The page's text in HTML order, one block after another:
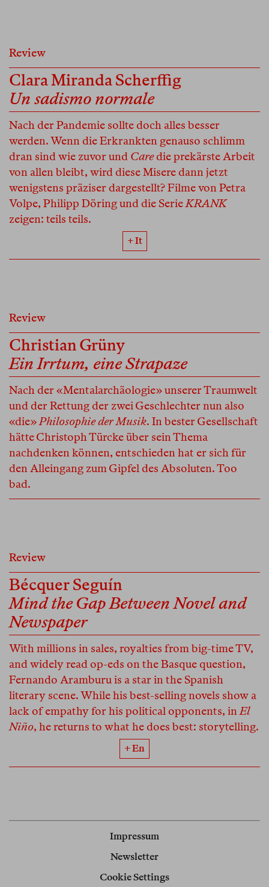
Review
Clara Miranda Scherffig
Un sadismo normale
Nach der Pandemie sollte doch alles besser
werden. Wenn die Erkrankten genauso schlimm
dran sind wie zuvor und Caredie prekärste Arbeit
von allen bleibt, wird diese Misere dann jetzt
wenigstens präziser dargestellt? Filme von Petra
Volpe, Philipp Döring und die SerieKRANK
zeigen: teils teils.
+ It
Review
Christian Grüny
Ein Irrtum, eine Strapaze
Nach der «Mentalarchäologie» unserer Traumwelt
und der Rettung der zwei Geschlechter nun also
«die»Philosophie der Musik. In bester Gesellschaft
hätte Christoph Türcke über sein Thema
nachdenken können, entschieden hat er sich für
den Alleingang zum Gipfel des Absoluten. Too
bad.
Review
Bécquer Seguín
Mind the Gap Between Novel and
Newspaper
With millions in sales, royalties from big-time TV,
and widely read op-eds on the Basque question,
Fernando Aramburu is a star in the Spanish
literary scene. While his best-selling novels show a
lack of empathy for his political opponents, inEl
Niño, he returns to what he does best: storytelling.
+ En
Impressum
Newsletter
Cookie Settings